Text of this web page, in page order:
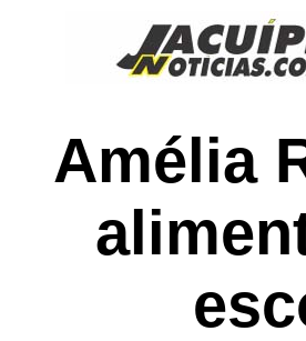
Amélia